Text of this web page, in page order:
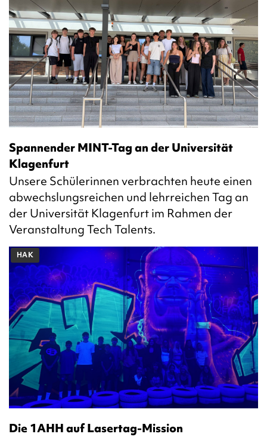
Spannender MINT-Tag an der Universität
Klagenfurt
Unsere Schülerinnen verbrachten heute einen
abwechslungsreichen und lehrreichen Tag an
der Universität Klagenfurt im Rahmen der
Veranstaltung Tech Talents.
HAK
Die 1AHH auf Lasertag-Mission